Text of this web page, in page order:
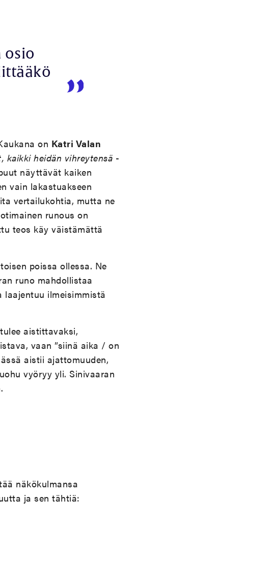
osio
on Katri Valan
kaikki heidän vihreytensä -
näyttävät kaiken
vain lakastuakseen
vertailukohtia, mutta ne
runous on
teos käy väistämättä
poissa ollessa. Ne
runo mahdollistaa
laajentuu ilmeisimmistä
aistittavaksi,
vaan ”siinä aika / on
aistii ajattomuuden,
vyöryy yli. Sinivaaran
näkökulmansa
ja sen tähtiä: